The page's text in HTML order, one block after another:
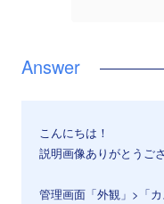
こんにちは！
説明画像ありがとうご
管理画面「外観」>「